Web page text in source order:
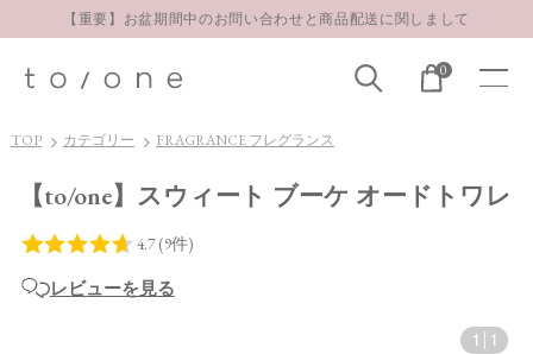
お得な定期購入コースはこちら
LINE お友達登録 500円OFFクーポンプレゼント
お得な定期購入コースはこちら
LINE お友達登録 500円OFFクーポンプレゼント
0
TOP カテゴリー FRAGRANCE フレグランス
【to/one】スウィート ブーケ オードトワレ
レビューを見る
1 1